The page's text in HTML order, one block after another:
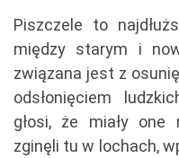
Piszczele to
między starym i
związana jest z
odsłonięciem
głosi, że miały
zginęli tu w lochach,